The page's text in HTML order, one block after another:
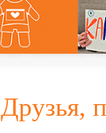
Друзья,